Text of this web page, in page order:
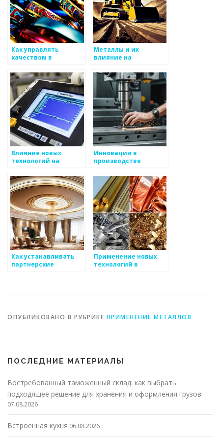
Как управлять
качеством в
металлоизделий
Металлы и их
влияние на
восприятие
Влияние новых
технологий на
металлоизделий
Инновации в
производстве
Как устанавливать
партнерские
Применение новых
технологий в
ОПУБЛИКОВАНО В РУБРИКЕ ПРИМЕНЕНИЕ МЕТАЛЛОВ
ПОСЛЕДНИЕ МАТЕРИАЛЫ
Востребованный таможенный склад: как выбрать
подходящее решение для хранения и оформления грузов
07.08.2026
Встроенная кухня 06.08.2026